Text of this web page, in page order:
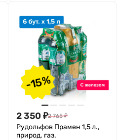
-15%
2 350 ₽2 765 ₽
Рудольфов Прамен 1,5 л.,
природ. газ.